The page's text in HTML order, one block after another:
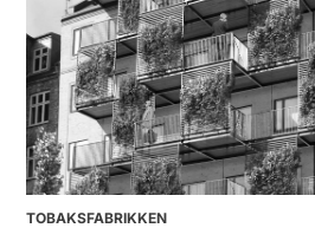
TOBAKSFABRIKKEN